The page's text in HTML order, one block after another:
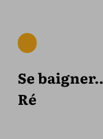
Se
Ré